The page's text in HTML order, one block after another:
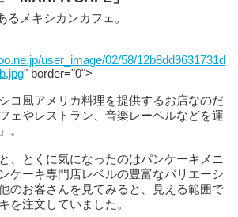
るメキシカンカフェ。
user_image/02/58/12b8dd9631731d
" border="0">
コ風アメリカ料理を提供するお店なのだ
ェやレストラン、音楽レーベルなどを運
。
、とくに気になったのはパンケーキメニ
ケーキ専門店レベルの豊富なバリエーシ
のお客さんを見てみると、見える範囲で
を注文していました。